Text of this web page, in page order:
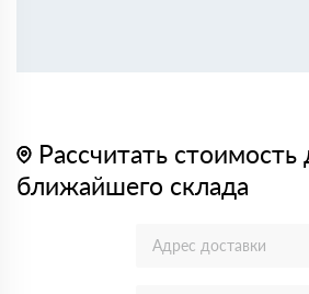
Рассчитать стоимость
ближайшего склада